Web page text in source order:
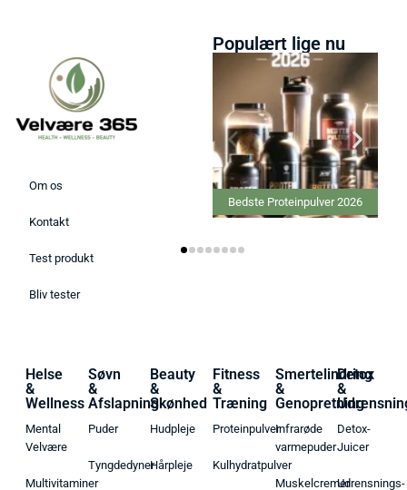
Om os
Kontakt
Test produkt
Bliv tester
Populært lige nu
Bedste Proteinpulver 2026
Helse
&
Wellness
Mental
Velvære
Multivitaminer
Søvn
&
Afslapning
Puder
Tyngdedyner
Beauty
&
Skønhed
Hudpleje
Hårpleje
Fitness
&
Træning
Proteinpulver
Kulhydratpulver
Smertelindring
&
Genopretning
Infrarøde
varmepuder
Muskelcremer
Detox
&
Detox-
Juicer
Udrensnings-